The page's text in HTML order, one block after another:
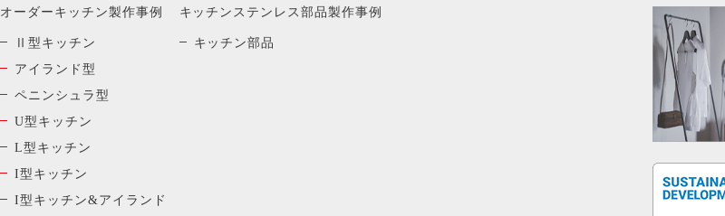
オーダーキッチン製作事例
Ⅱ型キッチン
アイランド型
ペニンシュラ型
U型キッチン
L型キッチン
I型キッチン
I型キッチン&アイランド
キッチンステンレス部品製作事例
キッチン部品